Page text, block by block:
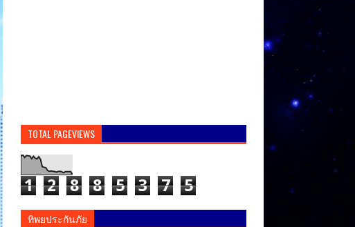
TOTAL PAGEVIEWS
1 2 8 8 5 3 7 5
ทิพยประกันภัย